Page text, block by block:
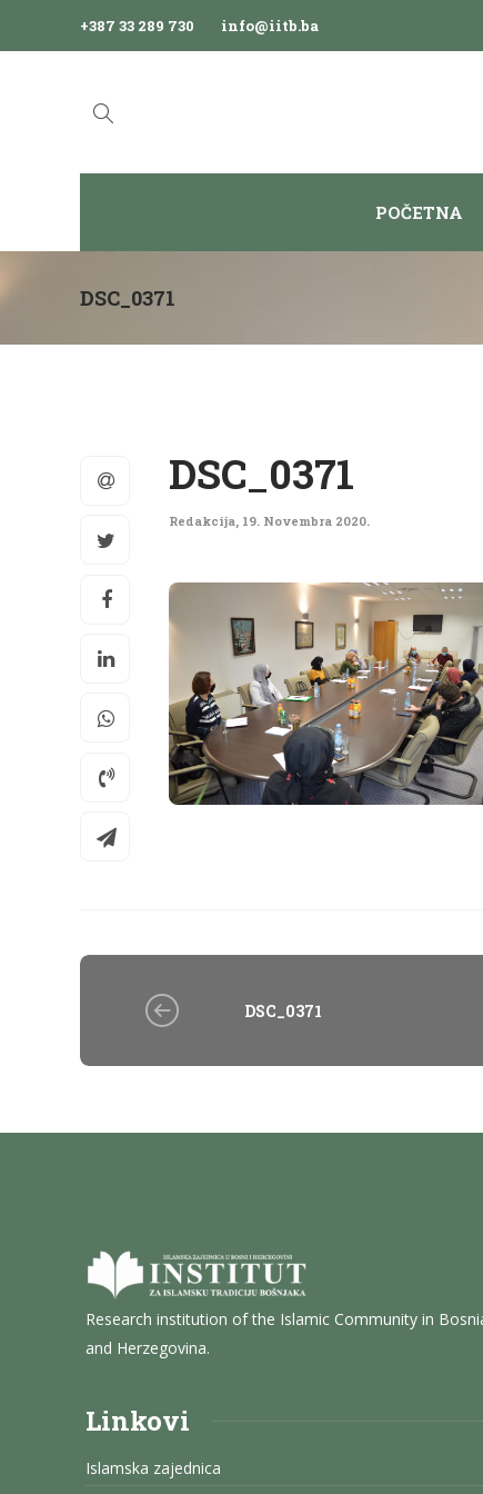
+387 33 289 730 info@iitb.ba
POČETNA
DSC_0371
DSC_0371
Redakcija, 19. Novembra 2020.
DSC_0371
Research institution of the Islamic Community in
and Herzegovina.
Linkovi
Islamska zajednica